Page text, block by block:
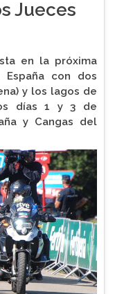
Jueces
en la próxima
con dos
y los lagos de
días 1 y 3 de
y Cangas del